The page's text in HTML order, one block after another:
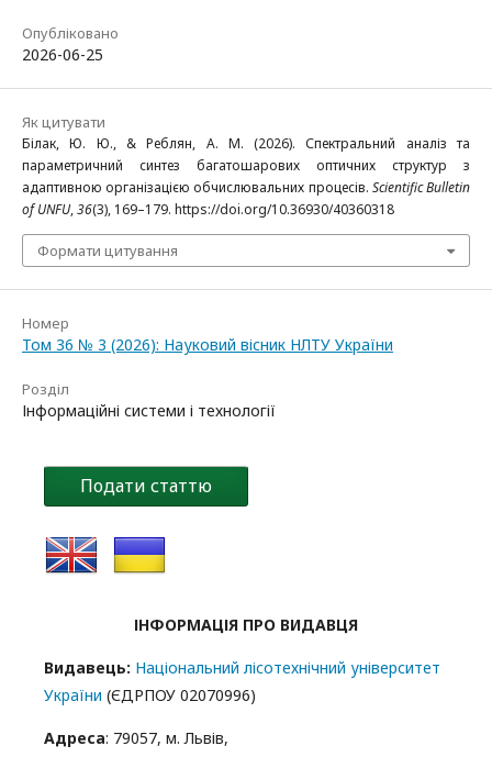
Опубліковано
2026-06-25
Як цитувати
Білак, Ю. Ю., & Реблян, А. М. (2026). Спектральний аналіз та
параметричний синтез багатошарових оптичних структур з
адаптивною організацією обчислювальних процесів. Scientific Bulletin
of UNFU,36(3), 169–179. https://doi.org/10.36930/40360318
Формати цитування
Номер
Том 36 № 3 (2026): Науковий вісник НЛТУ України
Розділ
Інформаційні системи і технології
Подати статтю
ІНФОРМАЦІЯ ПРО ВИДАВЦЯ
Видавець: Національний лісотехнічний університет
України (ЄДРПОУ 02070996)
Адреса: 79057, м. Львів,